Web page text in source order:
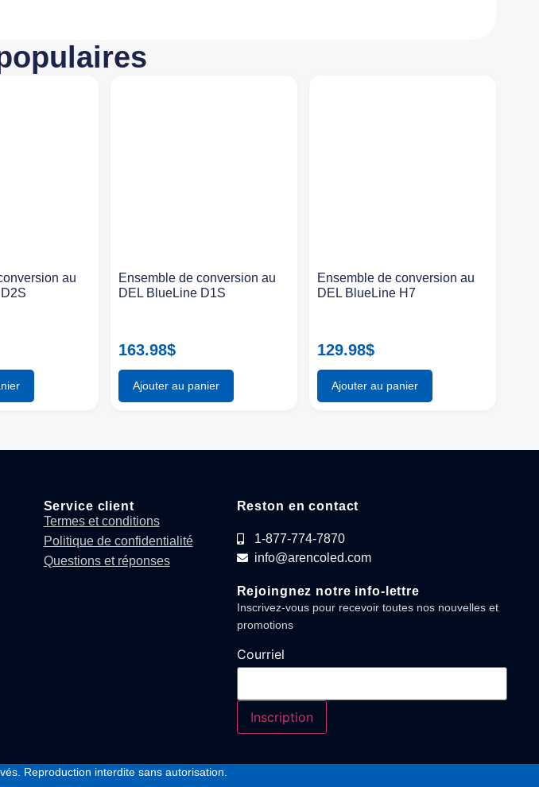
au
Ensemble de conversion au
DEL BlueLine D1S
163.98$
Ajouter au panier
Ensemble de conversion au
DEL BlueLine H7
129.98$
Ajouter au panier
Service client
Termes et conditions
Politique de confidentialité
Questions et réponses
Reston en contact
1-877-774-7870
info@arencoled.com
Rejoingnez notre info-lettre
Inscrivez-vous pour recevoir toutes nos nouvelles et
promotions
Courriel
Reproduction interdite sans autorisation.